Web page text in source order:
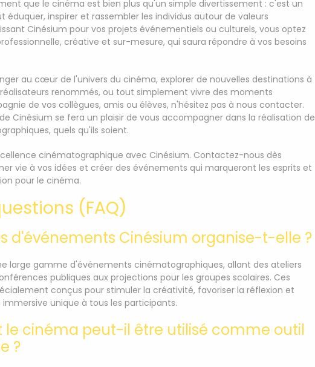
que le cinéma est bien plus qu'un simple divertissement : c'est un
éduquer, inspirer et rassembler les individus autour de valeurs
Cinésium pour vos projets événementiels ou culturels, vous optez
créative et sur-mesure, qui saura répondre à vos besoins
au cœur de l'univers du cinéma, explorer de nouvelles destinations à
renommés, ou tout simplement vivre des moments
de vos collègues, amis ou élèves, n'hésitez pas à nous contacter.
Cinésium se fera un plaisir de vous accompagner dans la réalisation de
quels qu'ils soient.
cinématographique avec Cinésium. Contactez-nous dès
vie à vos idées et créer des événements qui marqueront les esprits et
pour le cinéma.
(FAQ)
d'événements Cinésium organise-t-elle ?
large gamme d'événements cinématographiques, allant des ateliers
publiques aux projections pour les groupes scolaires. Ces
conçus pour stimuler la créativité, favoriser la réflexion et
unique à tous les participants.
le cinéma peut-il être utilisé comme outil
?